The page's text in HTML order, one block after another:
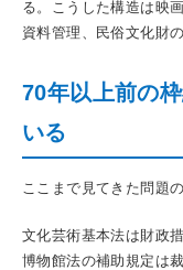
る。こうした構造は映
資料管理、民俗文化財
70年以上前の
いる
ここまで見てきた問題
文化芸術基本法は財政
博物館法の補助規定は